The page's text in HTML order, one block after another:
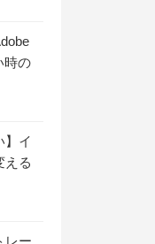
時の
】イ
える
レー